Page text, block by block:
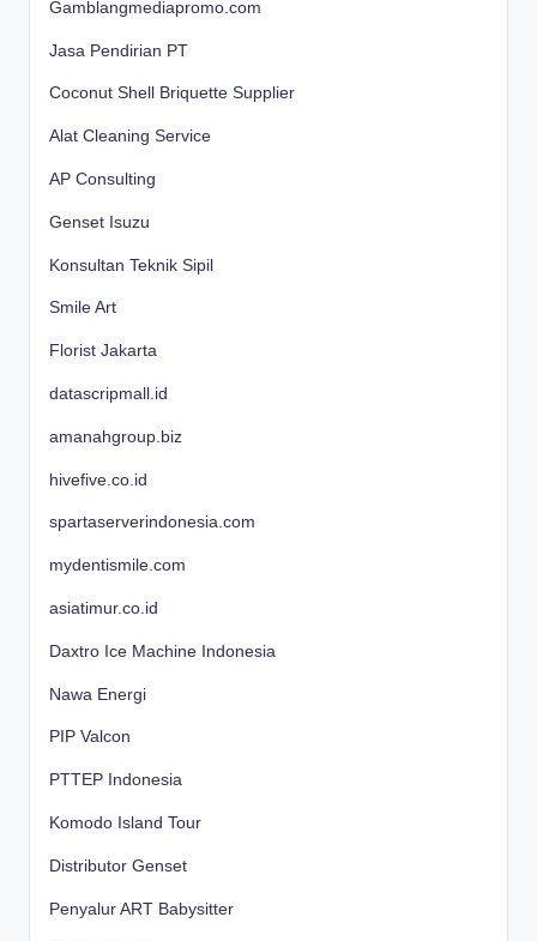
Gamblangmediapromo.com
Jasa Pendirian PT
Coconut Shell Briquette Supplier
Alat Cleaning Service
AP Consulting
Genset Isuzu
Konsultan Teknik Sipil
Smile Art
Florist Jakarta
datascripmall.id
amanahgroup.biz
hivefive.co.id
spartaserverindonesia.com
mydentismile.com
asiatimur.co.id
Daxtro Ice Machine Indonesia
Nawa Energi
PIP Valcon
PTTEP Indonesia
Komodo Island Tour
Distributor Genset
Penyalur ART Babysitter